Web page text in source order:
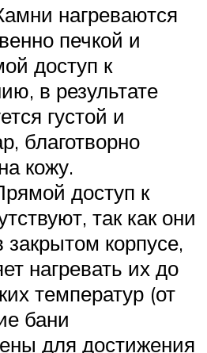
нагреваются
печкой и
доступ к
в результате
густой и
благотворно
кожу.
доступ к
так как они
закрытом корпусе,
нагревать их до
температур (от
бани
для достижения